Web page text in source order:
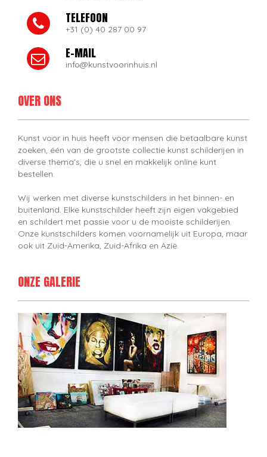
TELEFOON
+31 (0) 40 287 00 97
E-MAIL
info@kunstvoorinhuis.nl
OVER ONS
Kunst voor in huis heeft voor mensen die betaalbare kunst
zoeken, één van de grootste collectie kunst schilderijen in
diverse thema's, die u snel en makkelijk online kunt
bestellen.
Wij werken met diverse kunstschilders in het binnen- en
buitenland. Elke kunstschilder heeft zijn eigen vakgebied
en schildert met passie voor u de mooiste schilderijen.
Onze kunstschilders komen voornamelijk uit Europa, maar
ook uit Zuid-Amerika, Zuid-Afrika en Azië.
ONZE GALERIE